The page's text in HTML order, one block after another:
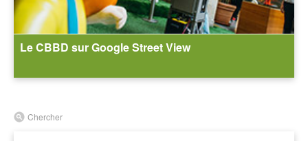
Le CBBD sur Google Street View
Chercher